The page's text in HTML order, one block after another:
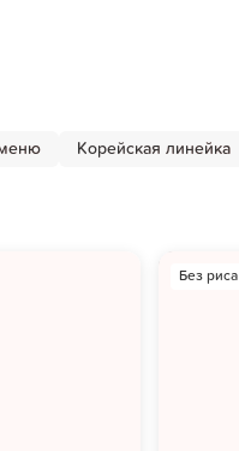
Корейская линейка
Без риса